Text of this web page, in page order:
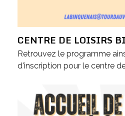
CENTRE DE LOISIRS
Retrouvez le programme
d'inscription pour le centre